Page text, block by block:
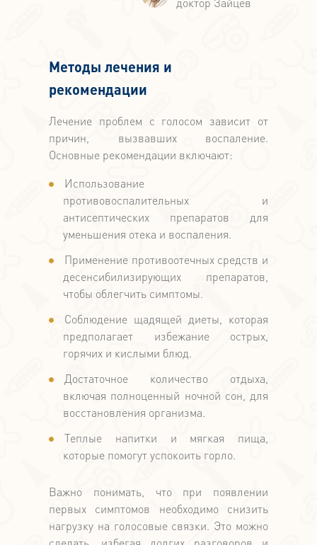
Методы лечения и
рекомендации
Лечение проблем с голосом зависит от
причин, вызвавших воспаление.
Основные рекомендации включают:
Использование
противовоспалительных и
антисептических препаратов для
уменьшения отека и воспаления.
Применение противоотечных средств и
десенсибилизирующих препаратов,
чтобы облегчить симптомы.
Соблюдение щадящей диеты, которая
предполагает избежание острых,
горячих и кислыми блюд.
Достаточное количество отдыха,
включая полноценный ночной сон, для
восстановления организма.
Теплые напитки и мягкая пища,
которые помогут успокоить горло.
Важно понимать, что при появлении
первых симптомов необходимо снизить
нагрузку на голосовые связки. Это можно